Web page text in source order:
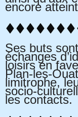
encore
Ses buts
échanges
loisirs en
Plan-les-
limitrophe,
socio-
les contacts.